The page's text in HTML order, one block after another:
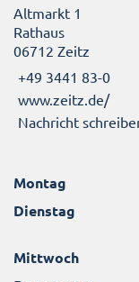
Altmarkt 1
Rathaus
06712 Zeitz
+49 3441 83-0
www.zeitz.de/
Nachricht
Montag
Dienstag
Mittwoch